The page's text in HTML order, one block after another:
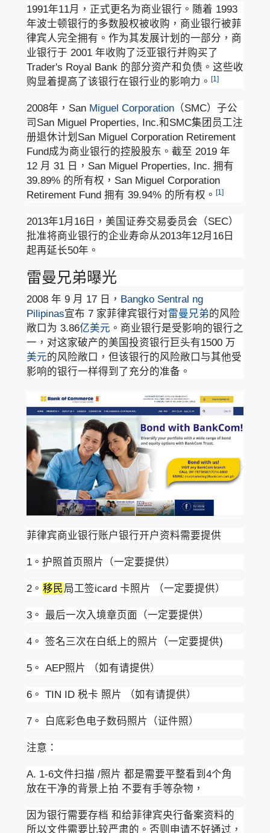
1991年11月，正式更名为商业银行。随着 1993
年波士顿银行的多数股权被收购，商业银行被菲
律宾人完全拥有。作为其发展计划的一部分，商
业银行于 2001 年收购了泛亚银行并购买了
Trader's Royal Bank 的部分资产和负债。这些收
购显着提高了该银行在银行业的影响力。 [1]
2008年，San Miguel Corporation（SMC）子公
司San Miguel Properties, Inc.和SMC集团员工注
册退休计划San Miguel Corporation Retirement
Fund成为商业银行的控股股东。截至 2019 年
12 月 31 日，San Miguel Properties, Inc. 拥有
39.89% 的所有权，San Miguel Corporation
Retirement Fund 拥有 39.94% 的所有权。 [1]
2013年1月16日，美国证券交易委员会（SEC）
批准将商业银行的企业寿命从2013年12月16日
起再延长50年。
雷曼兄弟曝光
2008 年 9 月 17 日， Bangko Sentral ng
Pilipinas宣布 7 家菲律宾银行对雷曼兄弟的风险
敞口为 3.86亿美元 。商业银行是受影响的银行之
一，对这家破产的美国投资银行巨头有1500 万
美元的风险敞口，但该银行的风险敞口与其他受
影响的银行一样得到了充分的准备。
菲律宾商业银行账户银行开户资料需要提供
1。护照首页照片（一定要提供）
2。 移民局工签icard 卡照片 （一定要提供）
3。 最后一次入境章页面（一定要提供）
4。 签名三次在白纸上的照片（一定要提供)
5。 AEP照片 （如有请提供）
6。 TIN ID 税卡 照片 （如有请提供）
7。 白底彩色电子数码照片（证件照）
注意：
A. 1-6文件扫描 /照片 都是需要平整看到4个角
放在干净的背景上拍 不要有手等杂物，
因为银行需要存档 和给菲律宾央行备案资料的
所以文件需要比较严肃的。否则申请不好通过，